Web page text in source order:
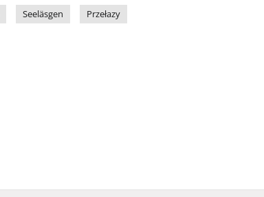
Seeläsgen Przełazy